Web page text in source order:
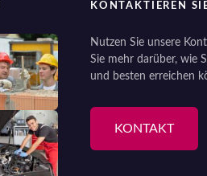
KONTAKTIEREN
Nutzen Sie unsere
Sie mehr darüber, wie
und besten erreichen
KONTAKT